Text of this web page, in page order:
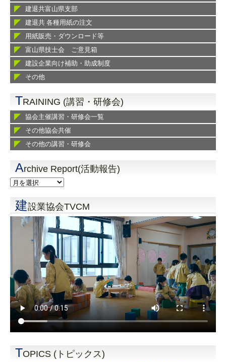
建退共富山県支部
建退共 各種用紙の注文
用紙販売・ダウンロード等
富山県技士会 ご意見箱
建設企業向け補助・助成制度
その他
TRAINING (講習・研修会)
協会主催講習・研修会一覧
その他協会共催
その他の講習・研修会
Archive Report(活動報告)
建設業協会TVCM
TOPICS (トピックス)